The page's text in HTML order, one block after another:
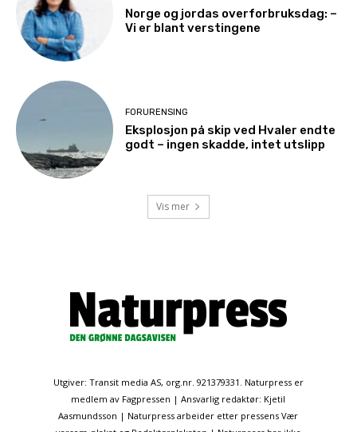
Norge og jordas overforbruksdag: –
Vi er blant verstingene
FORURENSING
Eksplosjon på skip ved Hvaler endte
godt – ingen skadde, intet utslipp
Vis mer
Utgiver: Transit media AS, org.nr. 921379331. Naturpress er
medlem av Fagpressen | Ansvarlig redaktør: Kjetil
Aasmundsson | Naturpress arbeider etter pressens Vær